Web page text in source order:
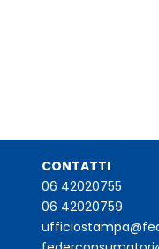
CONTATTI
06 42020755
06 42020759